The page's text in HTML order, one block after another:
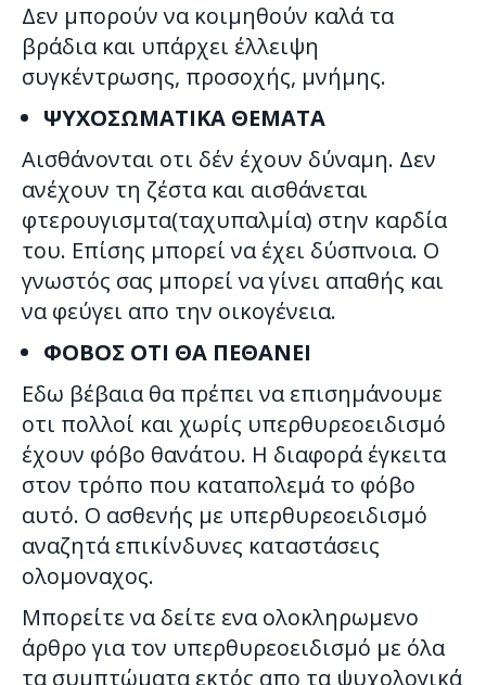
Δεν μπορούν να κοιμηθούν καλά τα
βράδια και υπάρχει έλλειψη
συγκέντρωσης, προσοχής, μνήμης.
ΨΥΧΟΣΩΜΑΤΙΚΑ ΘΕΜΑΤΑ
Αισθάνονται οτι δέν έχουν δύναμη. Δεν
ανέχουν τη ζέστα και αισθάνεται
φτερουγισμτα(ταχυπαλμία) στην καρδία
του. Επίσης μπορεί να έχει δύσπνοια. Ο
γνωστός σας μπορεί να γίνει απαθής και
να φεύγει απο την οικογένεια.
ΦΟΒΟΣ ΟΤΙ ΘΑ ΠΕΘΑΝΕΙ
Εδω βέβαια θα πρέπει να επισημάνουμε
οτι πολλοί και χωρίς υπερθυρεοειδισμό
έχουν φόβο θανάτου. Η διαφορά έγκειτα
στον τρόπο που καταπολεμά το φόβο
αυτό. Ο ασθενής με υπερθυρεοειδισμό
αναζητά επικίνδυνες καταστάσεις
ολομοναχος.
Μπορείτε να δείτε ενα ολοκληρωμενο
άρθρο για τον υπερθυρεοειδισμό με όλα
τα συμπτώματα εκτός απο τα ψυχολογικά